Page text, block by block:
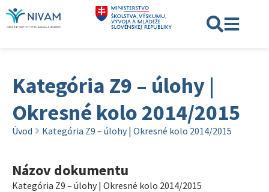
Kategória Z9 – úlohy |
Okresné kolo 2014/2015
Úvod Kategória Z9 – úlohy | Okresné kolo 2014/2015
Názov dokumentu
Kategória Z9 – úlohy | Okresné kolo 2014/2015